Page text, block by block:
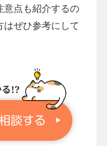
意点も紹介するの
はぜひ参考にして